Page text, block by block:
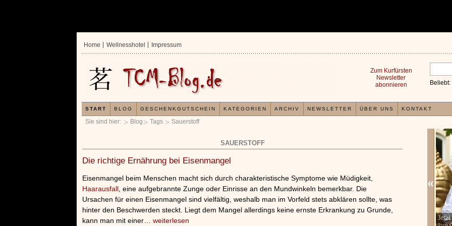
Sie sind hier: Blog Tags Sauerstoff
SAUERSTOFF
Die richtige Ernährung bei Eisenmangel
Eisenmangel beim Menschen macht sich durch charakteristische Symptome wie Müdigkeit,
Haarausfall , eine aufgebrannte Zunge oder Einrisse an den Mundwinkeln bemerkbar. Die
Ursachen für einen Eisenmangel sind vielfältig, weshalb man im Vorfeld stets abklären sollte, was
hinter den Beschwerden steckt. Liegt dem Mangel allerdings keine ernste Erkrankung zu Grunde,
kann man mit einer… weiterlesen
Jetzt
Home Wellnesshotel Impressum
Beliebt:
Zum Kurfürsten
Newsletter
abonnieren
START BLOG GESCHENKGUTSCHEIN KATEGORIEN ARCHIV NEWSLETTER ÜBER UNS KONTAKT